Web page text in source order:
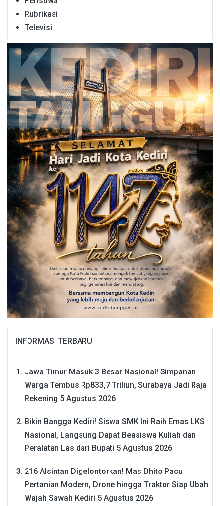
Rubrikasi
Televisi
INFORMASI TERBARU
Jawa Timur Masuk 3 Besar Nasional! Simpanan
Warga Tembus Rp833,7 Triliun, Surabaya Jadi Raja
Rekening 5 Agustus 2026
Bikin Bangga Kediri! Siswa SMK Ini Raih Emas LKS
Nasional, Langsung Dapat Beasiswa Kuliah dan
Peralatan Las dari Bupati 5 Agustus 2026
216 Alsintan Digelontorkan! Mas Dhito Pacu
Pertanian Modern, Drone hingga Traktor Siap Ubah
Wajah Sawah Kediri 5 Agustus 2026